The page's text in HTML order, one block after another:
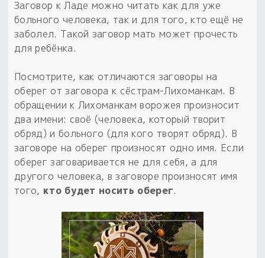
Заговор к Ладе можно читать как для уже
больного человека, так и для того, кто ещё не
заболел. Такой заговор мать может прочесть
для ребёнка.
Посмотрите, как отличаются заговоры на
оберег от заговора к сёстрам-Лихоманкам. В
обращении к Лихоманкам ворожея произносит
два имени: своё (человека, который творит
обряд) и больного (для кого творят обряд). В
заговоре на оберег произносят одно имя. Если
оберег заговаривается не для себя, а для
другого человека, в заговоре произносят имя
того, кто будет носить оберег.